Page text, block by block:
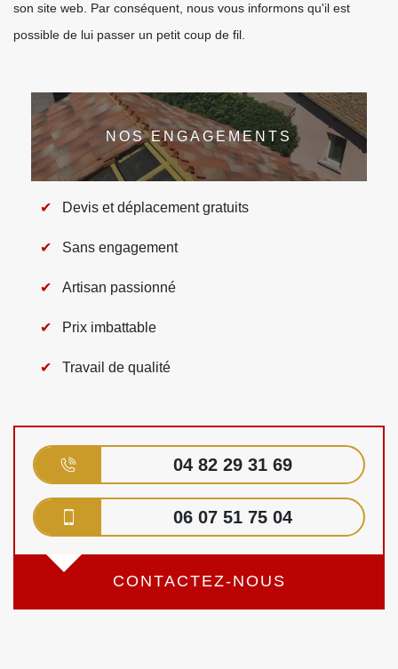
son site web. Par conséquent, nous vous informons qu'il est
possible de lui passer un petit coup de fil.
NOS ENGAGEMENTS
Devis et déplacement gratuits
Sans engagement
Artisan passionné
Prix imbattable
Travail de qualité
04 82 29 31 69
06 07 51 75 04
CONTACTEZ-NOUS